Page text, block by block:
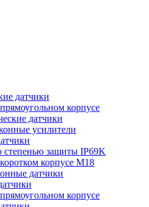
датчики
корпусе
датчики
усилители
степенью защиты IP69K
корпусе М18
датчики
корпусе